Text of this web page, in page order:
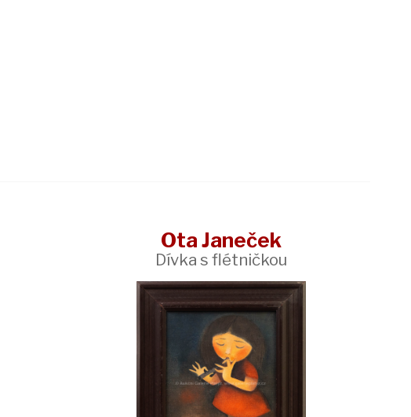
Ota Janeček
Dívka s flétničkou